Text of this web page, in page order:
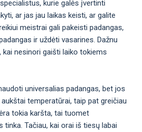
kurie galės įvertinti
ar jas jau laikas keisti, ar galite
meistrai gali pakeisti padangas,
ir uždėti vasarines. Dažnu
kai nesinori gaišti laiko tokiems
universalias padangas, bet jos
temperatūrai, taip pat greičiau
tokia karšta, tai tuomet
tinka. Tačiau, kai orai iš tiesų labai